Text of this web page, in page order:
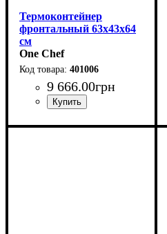
Термоконтейнер
фронтальный 63х43х64
см
One Chef
401006
9 666.00грн